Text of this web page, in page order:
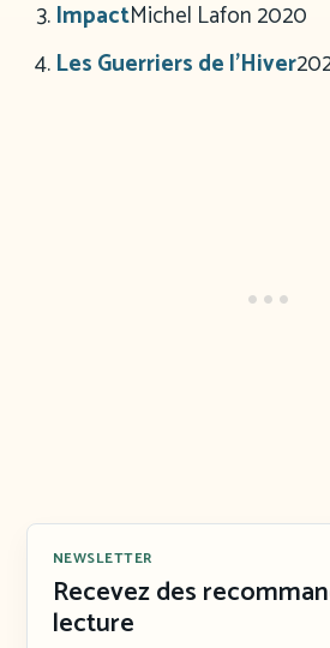
ImpactMichel Lafon 2020
Les Guerriers de l’Hiver
NEWSLETTER
Recevez des
lecture